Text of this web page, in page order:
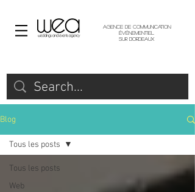
Agence de communication
événementiel
sur Bordeaux
Blog
Tous les posts
Web
Tous les posts